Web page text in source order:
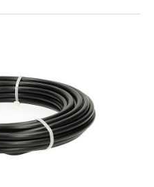
und bietet somit
für
geeignet für
oder Zaun, Verbinden
Daten:Länge:
0,014
Kupferader, doppelt